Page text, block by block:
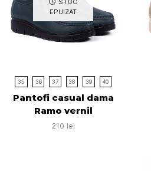
EPUIZAT
35 36 37 38 39 40
Pantofi casual dama
Ramo vernil
210 lei